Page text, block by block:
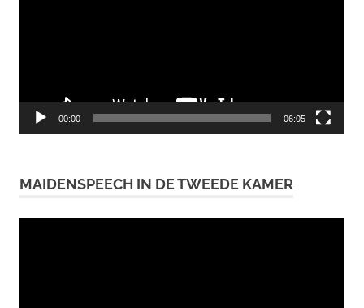
00:00 06:05
MAIDENSPEECH IN DE TWEEDE KAMER